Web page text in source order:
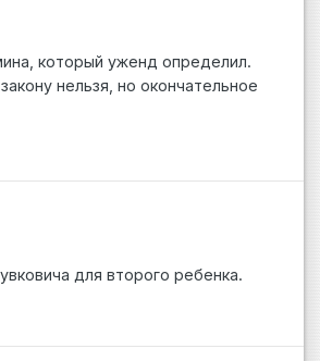
который уженд определил.
нельзя, но окончательное
для второго ребенка.